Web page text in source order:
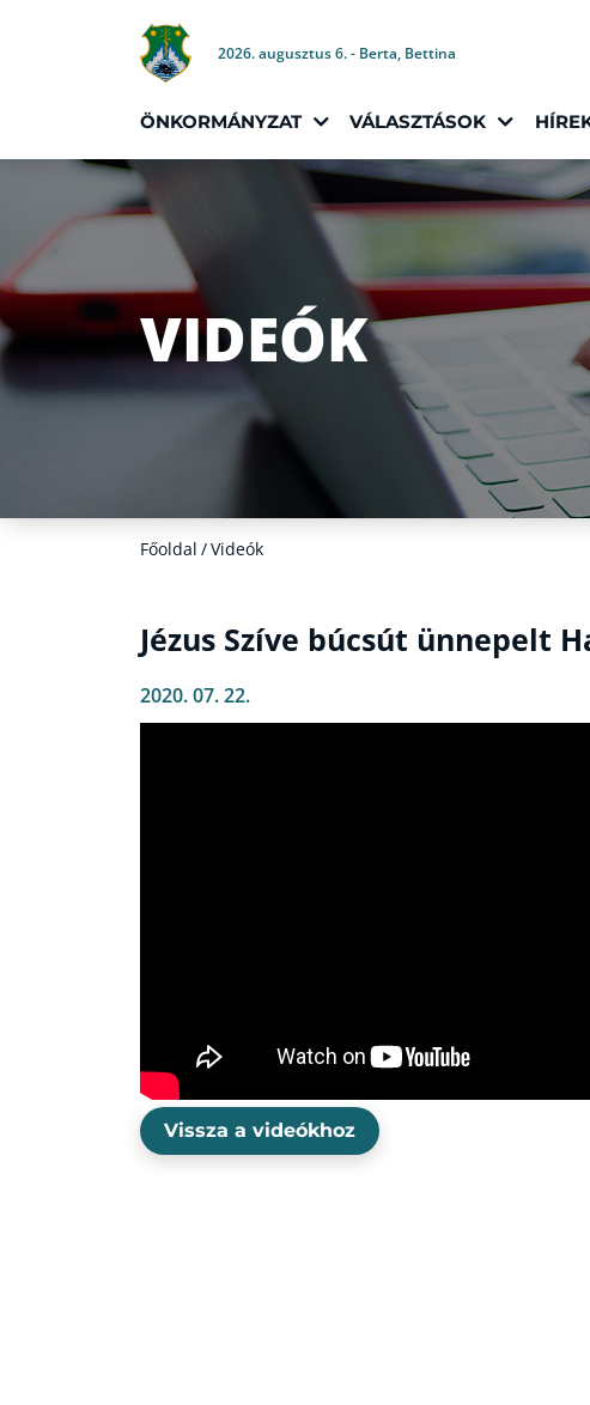
2026. augusztus 6. - Berta, Bettina
ÖNKORMÁNYZAT VÁLASZTÁSOK
VIDEÓK
Főoldal /Videók
Jézus Szíve búcsút ünnepelt
2020. 07. 22.
Vissza a videókhoz